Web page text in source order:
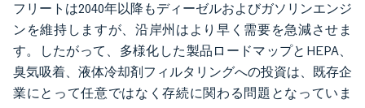
フリートは2040年以降もディーゼルおよびガソリンエンジ
ンを維持しますが、沿岸州はより早く需要を急減させま
す。したがって、多様化した製品ロードマップとHEPA、
臭気吸着、液体冷却剤フィルタリングへの投資は、既存企
業にとって任意ではなく存続に関わる問題となっていま